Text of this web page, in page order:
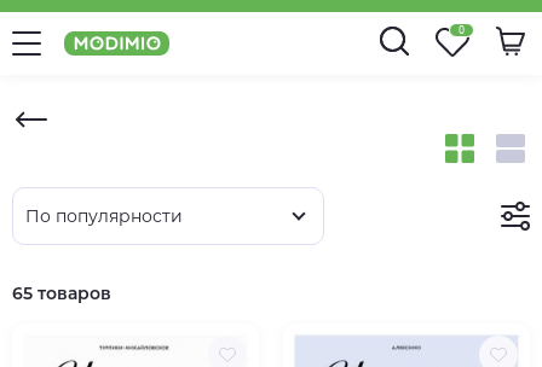
0
65 товаров
По популярности